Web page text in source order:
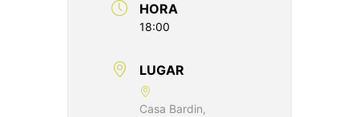
HORA
18:00
LUGAR
Casa Bardin,